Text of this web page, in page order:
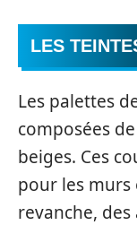
LES
Les palettes
composées
beiges. Ces
pour les murs
revanche,